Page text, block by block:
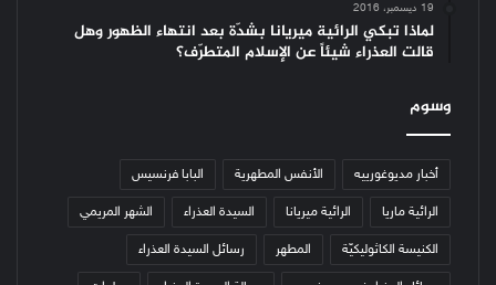
19 ديسمبر، 2016
لماذا تبكي الرائية ميريانا بشدّة بعد انتهاء الظهور وهل
قالت العذراء شيئاً عن الإسلام المتطرّف؟
وسوم
أخبار مديوغورييه الأنفس المطهرية البابا فرنسيس
الرائية ماريا الرائية ميريانا السيدة العذراء الشهر المريمي
الكنيسة الكاثوليكيّة المطهر رسائل السيدة العذراء